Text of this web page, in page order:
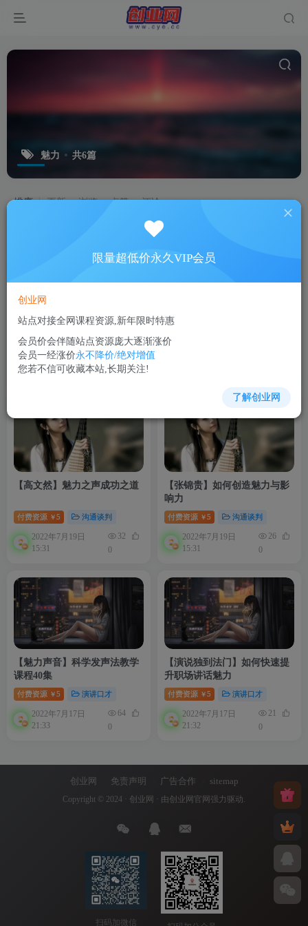
魅力 共6篇
排序 更新 浏览 点赞 评论
付费资源 ￥5 中医文学
2022年7月23日
23:00
25
1
付费资源
【高文然】魅力之声成功之道
付费资源 ￥5 沟通谈判
2022年7月19日
15:31
32
0
【张锦贵】如何创造魅力与影
响力
付费资源 ￥5 沟通谈判
2022年7月19日
15:31
26
0
【魅力声音】科学发声法教学
课程40集
付费资源 ￥5 演讲口才
2022年7月17日
21:33
64
0
【演说独到法门】如何快速提
升职场讲话魅力
付费资源 ￥5 演讲口才
2022年7月17日
21:32
21
0
创业网 免责声明 广告合作 sitemap
Copyright © 2024 · 创业网 · 由创业网官网 强力驱动.
扫码加微信
限量超低价永久VIP会员
创业网
站点对接全网课程资源,新年限时特惠
会员价会伴随站点资源庞大逐渐涨价
会员一经涨价永不降价/绝对增值
您若不信可收藏本站,长期关注!
了解创业网